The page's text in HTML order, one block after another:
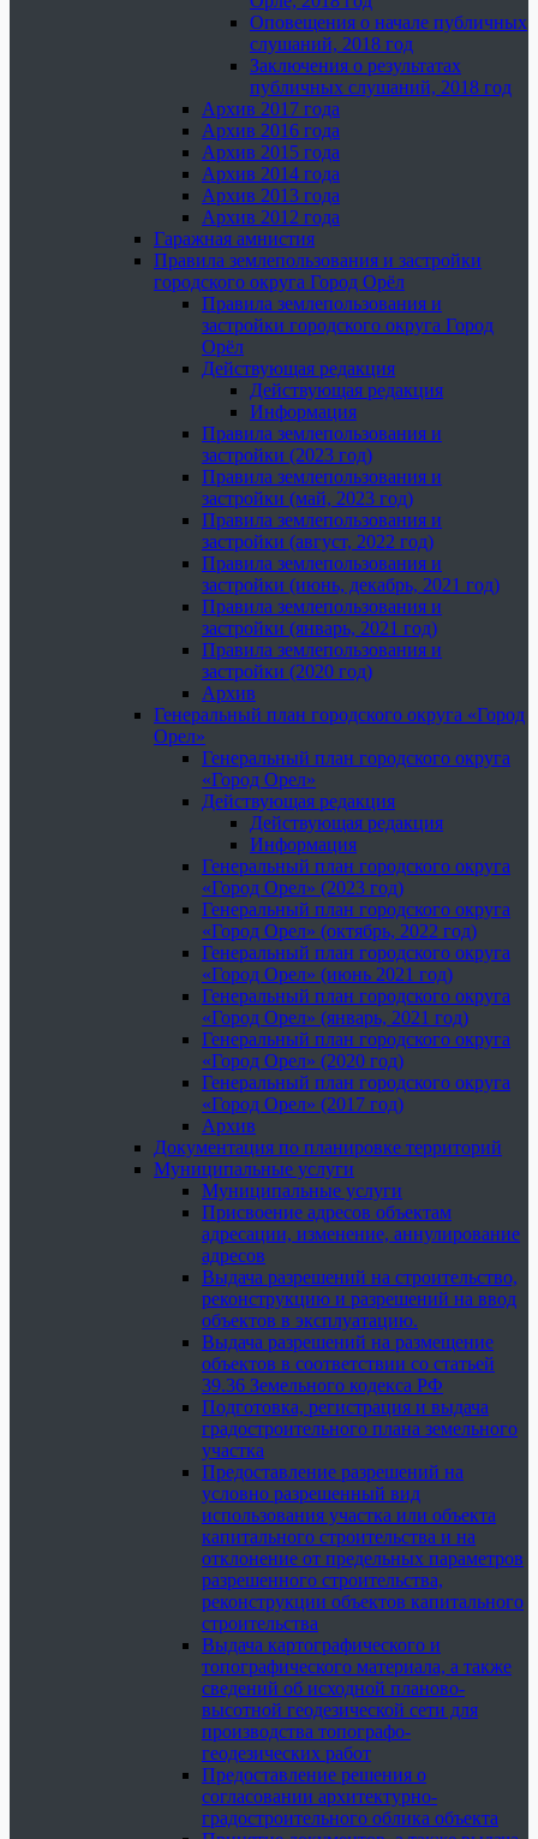
Оповещения о начале публичных
слушаний, 2018 год
Заключения о результатах
публичных слушаний, 2018 год
Архив 2017 года
Архив 2016 года
Архив 2015 года
Архив 2014 года
Архив 2013 года
Архив 2012 года
Гаражная амнистия
Правила землепользования и застройки
городского округа Город Орёл
Правила землепользования и
застройки городского округа Город
Орёл
Действующая редакция
Действующая редакция
Информация
Правила землепользования и
застройки (2023 год)
Правила землепользования и
застройки (май, 2023 год)
Правила землепользования и
застройки (август, 2022 год)
Правила землепользования и
застройки (июнь, декабрь, 2021 год)
Правила землепользования и
застройки (январь, 2021 год)
Правила землепользования и
застройки (2020 год)
Архив
Генеральный план городского округа «Город
Орел»
Генеральный план городского округа
«Город Орел»
Действующая редакция
Действующая редакция
Информация
Генеральный план городского округа
«Город Орел» (2023 год)
Генеральный план городского округа
«Город Орел» (октябрь, 2022 год)
Генеральный план городского округа
«Город Орел» (июнь 2021 год)
Генеральный план городского округа
«Город Орел» (январь, 2021 год)
Генеральный план городского округа
«Город Орел» (2020 год)
Генеральный план городского округа
«Город Орел» (2017 год)
Архив
Документация по планировке территорий
Муниципальные услуги
Муниципальные услуги
Присвоение адресов объектам
адресации, изменение, аннулирование
адресов
Выдача разрешений на строительство,
реконструкцию и разрешений на ввод
объектов в эксплуатацию.
Выдача разрешений на размещение
объектов в соответствии со статьей
39.36 Земельного кодекса РФ
Подготовка, регистрация и выдача
градостроительного плана земельного
участка
Предоставление разрешений на
условно разрешенный вид
использования участка или объекта
капитального строительства и на
отклонение от предельных параметров
разрешенного строительства,
реконструкции объектов капитального
строительства
Выдача картографического и
топографического материала, а также
сведений об исходной планово-
высотной геодезической сети для
производства топографо-
геодезических работ
Предоставление решения о
согласовании архитектурно-
градостроительного облика объекта